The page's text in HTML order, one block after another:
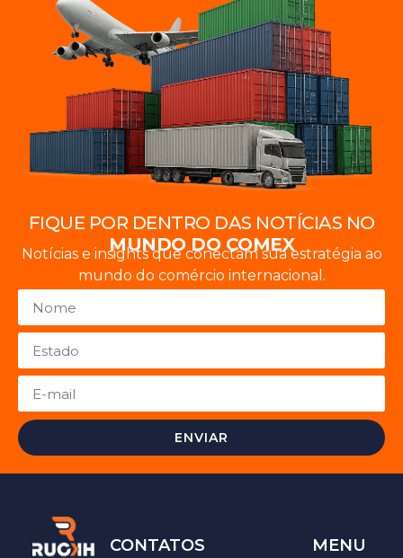
FIQUE POR DENTRO DAS NOTÍCIAS NO
MUNDO DO COMEX
Notícias e insights que conectam sua estratégia ao
mundo do comércio internacional.
ENVIAR
CONTATOS
MENU